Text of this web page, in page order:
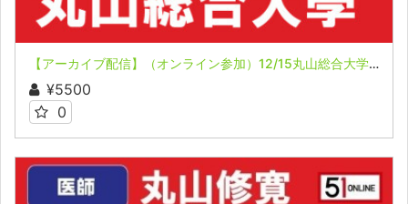
【アーカイブ配信】（オンライン参加）12/15丸山総合大学～ループ＆電磁波、膜空間クスリエ、カバラをマスターしよう！
¥5500
0